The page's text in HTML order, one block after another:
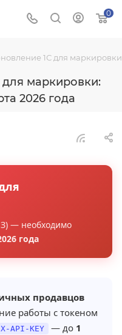
0
1С для
маркировки:
2026 года
— необходимо
года
продавцов
работы с токеном
X-API-KEY — до 1